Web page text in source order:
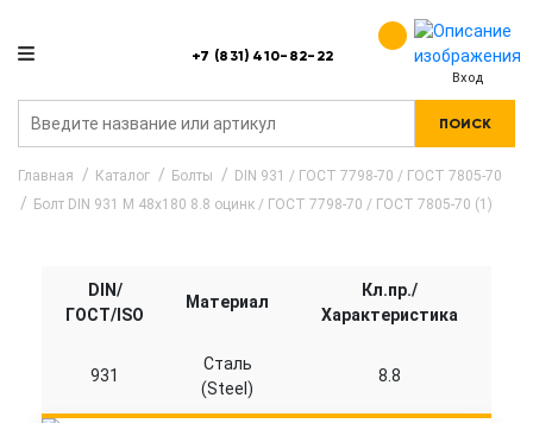
+7 (831) 410-82-22
Вход
ПОИСК
Главная Каталог Болты
DIN 931 / ГОСТ 7798-70 / ГОСТ 7805-70
Болт DIN 931 M 48x180 8.8 оцинк / ГОСТ 7798-70 / ГОСТ 7805-70 (1)
DIN/
ГОСТ/ISO
Материал
Кл.пр./
Характеристика
931
Сталь
(Steel)
8.8